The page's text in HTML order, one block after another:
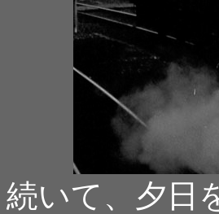
続いて、夕日